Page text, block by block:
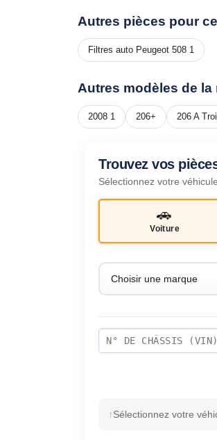
Autres pièces pour
Filtres auto Peugeot 508 1
Autres modèles de la
2008 1 206+ 206 A
Trouvez vos
Sélectionnez votre
🚗
Voiture
Sélectionnez votre